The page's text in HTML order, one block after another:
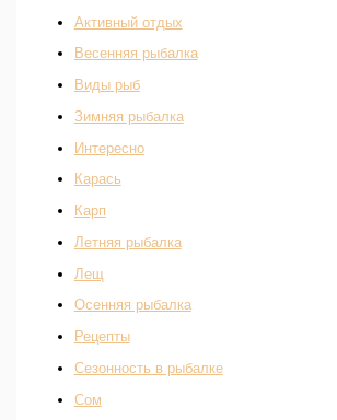
Активный отдых
Весенняя рыбалка
Виды рыб
Зимняя рыбалка
Интересно
Карась
Карп
Летняя рыбалка
Лещ
Осенняя рыбалка
Рецепты
Сезонность в рыбалке
Сом